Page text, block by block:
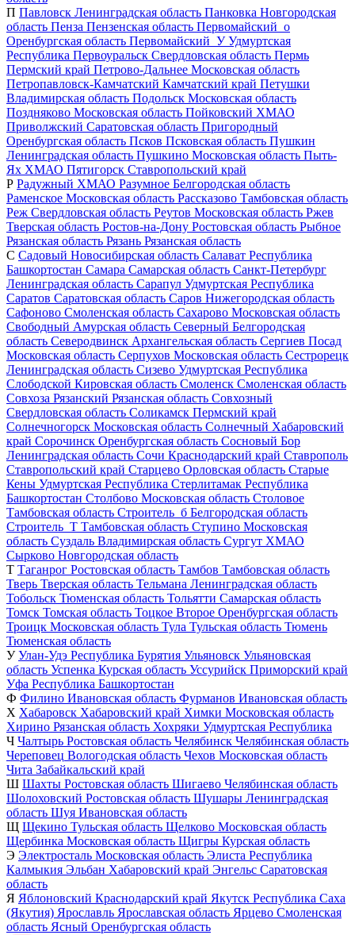
П Павловск Ленинградская область Панковка Новгородская
область Пенза Пензенская область Первомайский_о
Оренбургская область Первомайский_У Удмуртская
Республика Первоуральск Свердловская область Пермь
Пермский край Петрово-Дальнее Московская область
Петропавловск-Камчатский Камчатский край Петушки
Владимирская область Подольск Московская область
Поздняково Московская область Пойковский ХМАО
Приволжский Саратовская область Пригородный
Оренбургская область Псков Псковская область Пушкин
Ленинградская область Пушкино Московская область Пыть-
Ях ХМАО Пятигорск Ставропольский край
Р Радужный ХМАО Разумное Белгородская область
Раменское Московская область Рассказово Тамбовская область
Реж Свердловская область Реутов Московская область Ржев
Тверская область Ростов-на-Дону Ростовская область Рыбное
Рязанская область Рязань Рязанская область
С Садовый Новосибирская область Салават Республика
Башкортостан Самара Самарская область Санкт-Петербург
Ленинградская область Сарапул Удмуртская Республика
Саратов Саратовская область Саров Нижегородская область
Сафоново Смоленская область Сахарово Московская область
Свободный Амурская область Северный Белгородская
область Северодвинск Архангельская область Сергиев Посад
Московская область Серпухов Московская область Сестрорецк
Ленинградская область Сизево Удмуртская Республика
Слободской Кировская область Смоленск Смоленская область
Совхоза Рязанский Рязанская область Совхозный
Свердловская область Соликамск Пермский край
Солнечногорск Московская область Солнечный Хабаровский
край Сорочинск Оренбургская область Сосновый Бор
Ленинградская область Сочи Краснодарский край Ставрополь
Ставропольский край Старцево Орловская область Старые
Кены Удмуртская Республика Стерлитамак Республика
Башкортостан Столбово Московская область Столовое
Тамбовская область Строитель_б Белгородская область
Строитель_Т Тамбовская область Ступино Московская
область Суздаль Владимирская область Сургут ХМАО
Сырково Новгородская область
Т Таганрог Ростовская область Тамбов Тамбовская область
Тверь Тверская область Тельмана Ленинградская область
Тобольск Тюменская область Тольятти Самарская область
Томск Томская область Тоцкое Второе Оренбургская область
Троицк Московская область Тула Тульская область Тюмень
Тюменская область
У Улан-Удэ Республика Бурятия Ульяновск Ульяновская
область Успенка Курская область Уссурийск Приморский край
Уфа Республика Башкортостан
Ф Филино Ивановская область Фурманов Ивановская область
Х Хабаровск Хабаровский край Химки Московская область
Хирино Рязанская область Хохряки Удмуртская Республика
Ч Чалтырь Ростовская область Челябинск Челябинская область
Череповец Вологодская область Чехов Московская область
Чита Забайкальский край
Ш Шахты Ростовская область Шигаево Челябинская область
Шолоховский Ростовская область Шушары Ленинградская
область Шуя Ивановская область
Щ Щекино Тульская область Щелково Московская область
Щербинка Московская область Щигры Курская область
Э Электросталь Московская область Элиста Республика
Калмыкия Эльбан Хабаровский край Энгельс Саратовская
область
Я Яблоновский Краснодарский край Якутск Республика Саха
(Якутия) Ярославль Ярославская область Ярцево Смоленская
область Ясный Оренбургская область